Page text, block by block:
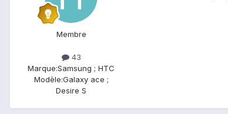
Membre
43
Marque:Samsung ; HTC
Modèle:Galaxy ace ;
Desire S